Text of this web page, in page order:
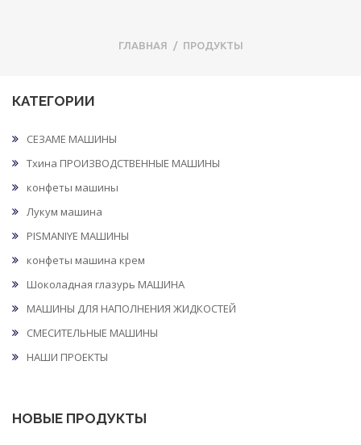
ГЛАВНАЯ / ПРОДУКТЫ
КАТЕГОРИИ
СЕЗАМЕ МАШИНЫ
Тхина ПРОИЗВОДСТВЕННЫЕ МАШИНЫ
конфеты машины
Лукум машина
PISMANIYE МАШИНЫ
конфеты машина крем
Шоколадная глазурь МАШИНА
МАШИНЫ ДЛЯ НАПОЛНЕНИЯ ЖИДКОСТЕЙ
СМЕСИТЕЛЬНЫЕ МАШИНЫ
НАШИ ПРОЕКТЫ
НОВЫЕ ПРОДУКТЫ